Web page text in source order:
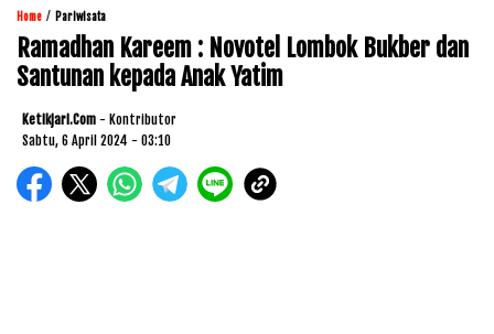
Home / Pariwisata
Ramadhan Kareem : Novotel Lombok Bukber dan
Santunan kepada Anak Yatim
Ketikjari.com - Kontributor
Sabtu, 6 April 2024 - 03:10